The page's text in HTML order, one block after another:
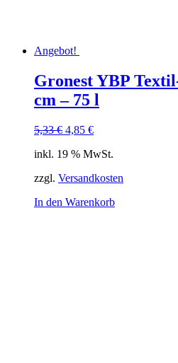
Angebot!
Gronest YBP
cm – 75 l
5,33€ Ursprünglicher
war:
4,85 €Aktueller
ist:
inkl. 19 % MwSt.
zzgl. Versandkosten
In den Warenkorb